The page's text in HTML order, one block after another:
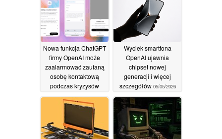
Nowa funkcja ChatGPT
firmy OpenAI może
zaalarmować zaufaną
osobę kontaktową
podczas kryzysów
09/05/2026
Wyciek smartfona
OpenAI ujawnia
chipset nowej
generacji i więcej
szczegółów 05/05/2026